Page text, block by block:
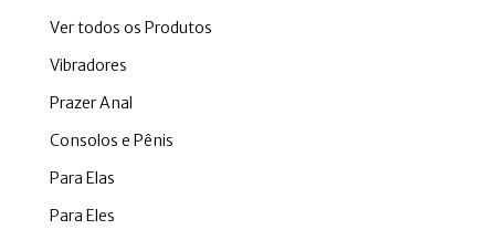
Ver todos os Produtos
Vibradores
Prazer Anal
Consolos e Pênis
Para Elas
Para Eles